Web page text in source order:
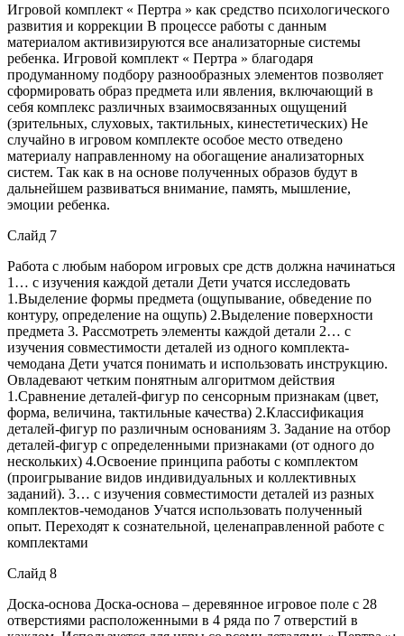
Игровой комплект « Пертра » как средство психологического
развития и коррекции В процессе работы с данным
материалом активизируются все анализаторные системы
ребенка. Игровой комплект « Пертра » благодаря
продуманному подбору разнообразных элементов позволяет
сформировать образ предмета или явления, включающий в
себя комплекс различных взаимосвязанных ощущений
(зрительных, слуховых, тактильных, кинестетических) Не
случайно в игровом комплекте особое место отведено
материалу направленному на обогащение анализаторных
систем. Так как в на основе полученных образов будут в
дальнейшем развиваться внимание, память, мышление,
эмоции ребенка.
Слайд 7
Работа с любым набором игровых сре дств должна начинаться
1… с изучения каждой детали Дети учатся исследовать
1.Выделение формы предмета (ощупывание, обведение по
контуру, определение на ощупь) 2.Выделение поверхности
предмета 3. Рассмотреть элементы каждой детали 2… с
изучения совместимости деталей из одного комплекта-
чемодана Дети учатся понимать и использовать инструкцию.
Овладевают четким понятным алгоритмом действия
1.Сравнение деталей-фигур по сенсорным признакам (цвет,
форма, величина, тактильные качества) 2.Классификация
деталей-фигур по различным основаниям 3. Задание на отбор
деталей-фигур с определенными признаками (от одного до
нескольких) 4.Освоение принципа работы с комплектом
(проигрывание видов индивидуальных и коллективных
заданий). 3… с изучения совместимости деталей из разных
комплектов-чемоданов Учатся использовать полученный
опыт. Переходят к сознательной, целенаправленной работе с
комплектами
Слайд 8
Доска-основа Доска-основа – деревянное игровое поле с 28
отверстиями расположенными в 4 ряда по 7 отверстий в